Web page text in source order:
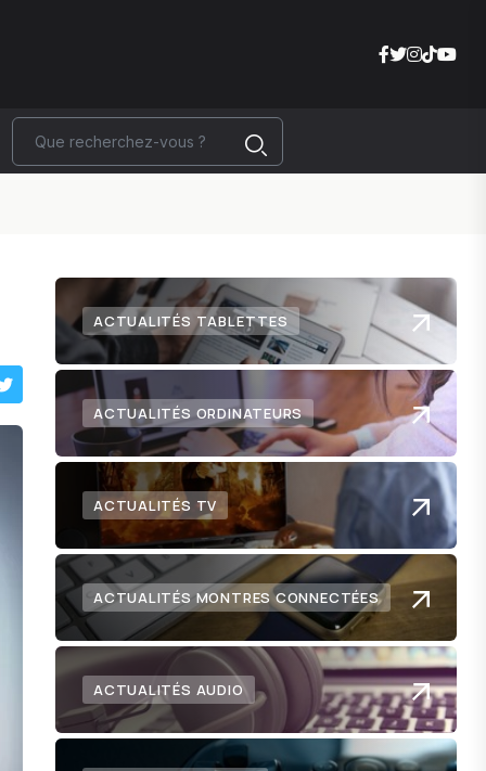
ACTUALITÉS TABLETTES
ACTUALITÉS ORDINATEURS
ACTUALITÉS TV
ACTUALITÉS MONTRES CONNECTÉES
ACTUALITÉS AUDIO